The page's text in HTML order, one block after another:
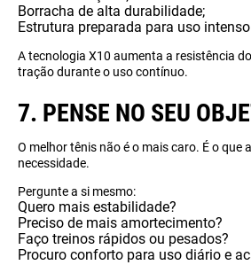
Borracha de alta durabilidade;
Estrutura preparada para uso
A tecnologia X10 aumenta a resistência
tração durante o uso contínuo.
7. PENSE NO SEU
O melhor tênis não é o mais caro. É o que
necessidade.
Pergunte a si mesmo:
Quero mais estabilidade?
Preciso de mais amortecimento?
Faço treinos rápidos ou pesados?
Procuro conforto para uso diário e